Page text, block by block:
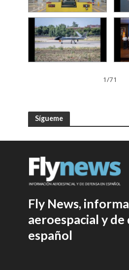
1/71
Sígueme
Fly News,
aeroespacial y de
español